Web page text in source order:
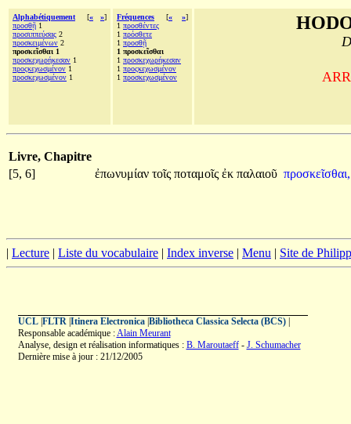
Alphabétiquement [« »]
προσθῇ 1
προσιππεύσας 2
προσκειμένων 2
προσκεῖσθαι 1
προσκεχωρήκεσαν 1
προςκεχωσμένον 1
προσκεχωσμένον 1
Fréquences [« »]
1 προσθέντες
1 πρόσθετε
1 προσθῇ
1 προσκεῖσθαι
1 προσκεχωρήκεσαν
1 προςκεχωσμένον
1 προσκεχωσμένον
Livre, Chapitre
[5, 6]
ἐπωνυμίαν τοῖς ποταμοῖς ἐκ παλαιοῦ προσκεῖσθαι,
| Lecture | Liste du vocabulaire | Index inverse | Menu | Site de
UCL| FLTR| Itinera Electronica| Bibliotheca Classica Selecta (BCS)|
Responsable académique :Alain Meurant
Analyse, design et réalisation informatiques : B. Maroutaeff- J. Schumacher
Dernière mise à jour : 21/12/2005